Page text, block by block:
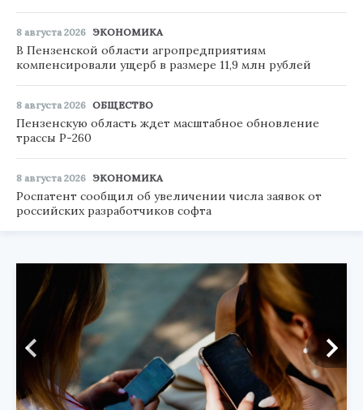
8 августа 2026 ЭКОНОМИКА
В Пензенской области агропредприятиям
компенсировали ущерб в размере 11,9 млн рублей
8 августа 2026 ОБЩЕСТВО
Пензенскую область ждет масштабное обновление
трассы Р-260
8 августа 2026 ЭКОНОМИКА
Роспатент сообщил об увеличении числа заявок от
российских разработчиков софта